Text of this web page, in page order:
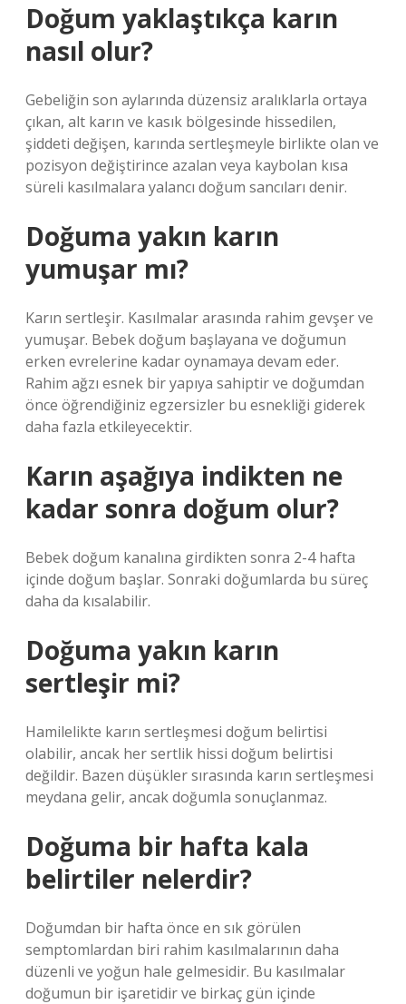
Doğum yaklaştıkça karın
nasıl olur?
Gebeliğin son aylarında düzensiz aralıklarla ortaya
çıkan, alt karın ve kasık bölgesinde hissedilen,
şiddeti değişen, karında sertleşmeyle birlikte olan ve
pozisyon değiştirince azalan veya kaybolan kısa
süreli kasılmalara yalancı doğum sancıları denir.
Doğuma yakın karın
yumuşar mı?
Karın sertleşir. Kasılmalar arasında rahim gevşer ve
yumuşar. Bebek doğum başlayana ve doğumun
erken evrelerine kadar oynamaya devam eder.
Rahim ağzı esnek bir yapıya sahiptir ve doğumdan
önce öğrendiğiniz egzersizler bu esnekliği giderek
daha fazla etkileyecektir.
Karın aşağıya indikten ne
kadar sonra doğum olur?
Bebek doğum kanalına girdikten sonra 2-4 hafta
içinde doğum başlar. Sonraki doğumlarda bu süreç
daha da kısalabilir.
Doğuma yakın karın
sertleşir mi?
Hamilelikte karın sertleşmesi doğum belirtisi
olabilir, ancak her sertlik hissi doğum belirtisi
değildir. Bazen düşükler sırasında karın sertleşmesi
meydana gelir, ancak doğumla sonuçlanmaz.
Doğuma bir hafta kala
belirtiler nelerdir?
Doğumdan bir hafta önce en sık görülen
semptomlardan biri rahim kasılmalarının daha
düzenli ve yoğun hale gelmesidir. Bu kasılmalar
doğumun bir işaretidir ve birkaç gün içinde